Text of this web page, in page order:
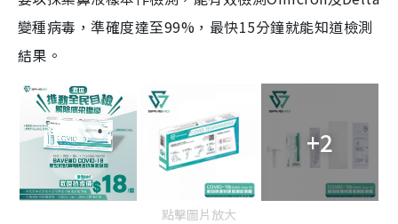
變種病毒，準確度達至99%，最快15分鐘就能知道檢測
結果。
+2
點擊圖片放大